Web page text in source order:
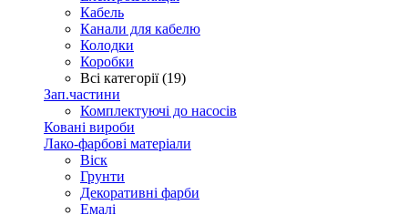
Кабель
Канали для кабелю
Колодки
Коробки
Всі категорії (19)
Зап.частини
Комплектуючі до насосів
Ковані вироби
Лако-фарбові матеріали
Віск
Грунти
Декоративні фарби
Емалі